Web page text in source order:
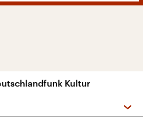
Kultur